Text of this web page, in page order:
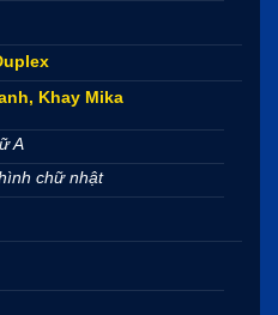
Khay Mika
A
chữ nhật